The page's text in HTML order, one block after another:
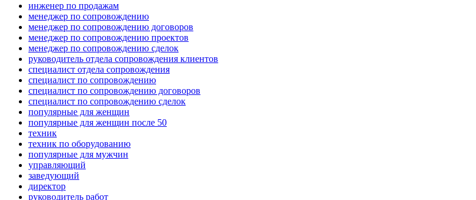
инженер по продажам
менеджер по сопровождению
менеджер по сопровождению договоров
менеджер по сопровождению проектов
менеджер по сопровождению сделок
руководитель отдела сопровождения клиентов
специалист отдела сопровождения
специалист по сопровождению
специалист по сопровождению договоров
специалист по сопровождению сделок
популярные для женщин
популярные для женщин после 50
техник
техник по оборудованию
популярные для мужчин
управляющий
заведующий
директор
руководитель работ